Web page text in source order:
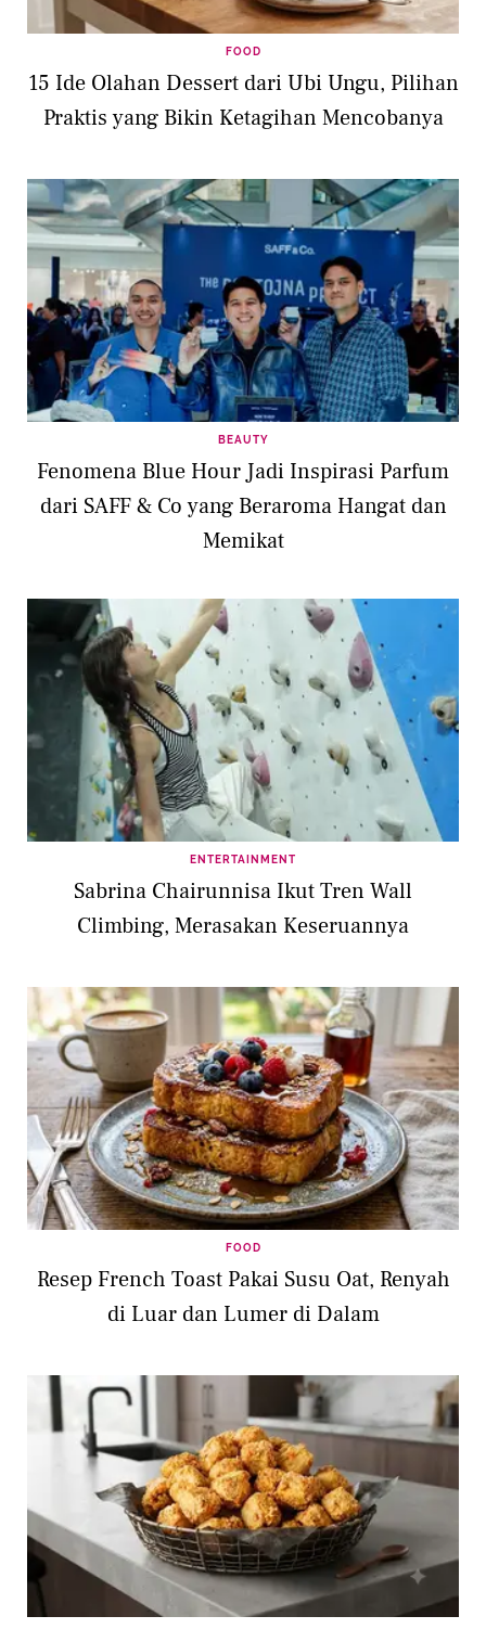
FOOD
15 Ide Olahan Dessert dari Ubi Ungu, Pilihan
Praktis yang Bikin Ketagihan Mencobanya
BEAUTY
Fenomena Blue Hour Jadi Inspirasi Parfum
dari SAFF & Co yang Beraroma Hangat dan
Memikat
ENTERTAINMENT
Sabrina Chairunnisa Ikut Tren Wall
Climbing, Merasakan Keseruannya
FOOD
Resep French Toast Pakai Susu Oat, Renyah
di Luar dan Lumer di Dalam